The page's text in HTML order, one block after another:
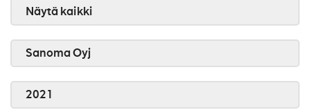
Näytä kaikki
Sanoma Oyj
2021